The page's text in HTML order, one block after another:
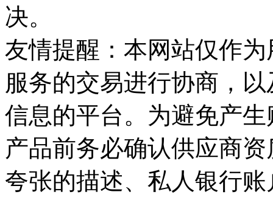
决。
友情提醒：本网站仅作
服务的交易进行协商，
信息的平台。为避免产
产品前务必确认供应商
夸张的描述、私人银行